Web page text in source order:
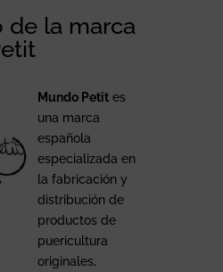
de la marca
Mundo Petites
una marca
española
especializada en
la fabricación y
distribución de
productos de
puericultura
originales,